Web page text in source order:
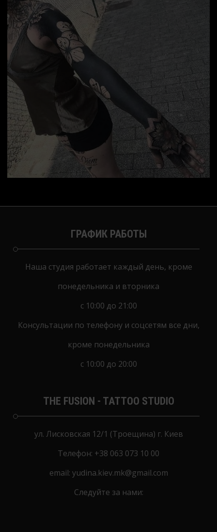
ГРАФИК РАБОТЫ
Наша студия работает каждый день, кроме
понедельника и вторника
с 10:00 до 21:00
Консультации по телефону и соцсетям все дни,
кроме понедельника
с 10:00 до 20:00
THE FUSION - TATTOO STUDIO
ул. Лисковская 12/1 (Троещина) г. Киев
Телефон: +38 063 073 10 00
email: yudina.kiev.mk@gmail.com
Следуйте за нами: